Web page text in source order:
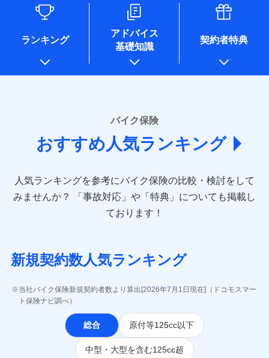
るために利用させていただくことがあります。）
各種セミナーの開催のため
アンケートやキャンペーン等の実施のため
上記に係る案内・手続き・管理等付帯業務を行うため
* 当社が委託を受けている保険会社の情報は、保険会社
のホームページに掲載しておりますので、ご確認くださ
あいおいニッセイ同和損害保険株式会社
(https://www.aioinissaydowa.co.jp/)
アクサ損害保険株式会社 (https://www.axa-
アニコム損害保険株式会社 (https://www.anicom-
sompo.co.jp/)
東京海上ダイレクト損害保険株式会社
(https://www.e-design.net/)
ＳＢＩ損害保険株式会社
ジェイアイ傷害火災保険株式会社
(https://www.jihoken.co.jp/)
ソニー損害保険株式会社
(https://www.sonysonpo.co.jp/)
損害保険ジャパン株式会社 (https://www.sompo-
japan.co.jp/)
ランキング
アドバイス
基礎知識
契約者特典
バイク保険
おすすめ人気ランキング
人気ランキングを参考にバイク保険の比較・検討をして
みませんか？
「事故対応」や「特典」についても掲載し
ております！
新規契約数人気ランキング
当社バイク保険新規契約者数より算出[2026年7月1日現在]（ドコモスマー
ト保険ナビ調べ）
総合 原付等125cc以下
中型・大型を含む125cc超